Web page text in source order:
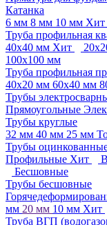
Катанка
6 мм 8 мм 10 мм Хит
Труба профильная
40х40 мм Хит
100х100 мм
Труба профильная
40х20 мм 60х40 мм
Трубы
Прямоугольные
Трубы круглые
32 мм 40 мм 25 мм
Трубы
Профильные Хит
Бесшовные
Трубы бесшовные
мм 20 мм 10 мм Хит
Труба ВГП